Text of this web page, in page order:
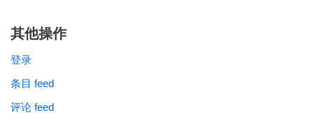
其他操作
登录
条目 feed
评论 feed